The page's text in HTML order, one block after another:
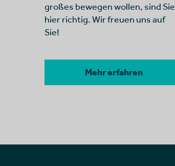
großes bewegen wollen, sind Sie
hier richtig. Wir freuen uns auf
Sie!
Mehr erfahren